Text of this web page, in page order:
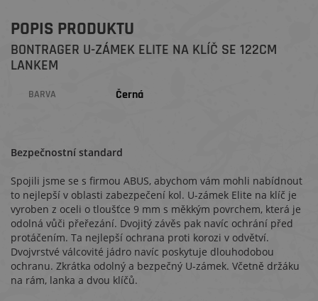
POPIS PRODUKTU
BONTRAGER U-ZÁMEK ELITE NA KLÍČ SE 122CM
LANKEM
BARVA Černá
Bezpečnostní standard
Spojili jsme se s firmou ABUS, abychom vám mohli nabídnout
to nejlepší v oblasti zabezpečení kol. U-zámek Elite na klíč je
vyroben z oceli o tloušťce 9 mm s měkkým povrchem, která je
odolná vůči přeřezání. Dvojitý závěs pak navíc ochrání před
protáčením. Ta nejlepší ochrana proti korozi v odvětví.
Dvojvrstvé válcovité jádro navíc poskytuje dlouhodobou
ochranu. Zkrátka odolný a bezpečný U-zámek. Včetně držáku
na rám, lanka a dvou klíčů.